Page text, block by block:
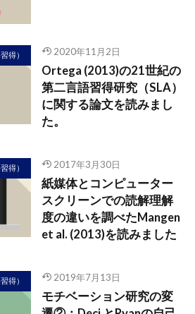
得） 2020年11月2日
Ortega (2013)の21世紀の
第二言語習得研究（SLA）
に関する論文を読みまし
た。
得） 2017年3月30日
紙媒体とコンピューター
スクリーンでの読解理解
度の違いを調べたMangen
et al. (2013)を読みました
得） 2019年7月13日
モチベーション研究の変